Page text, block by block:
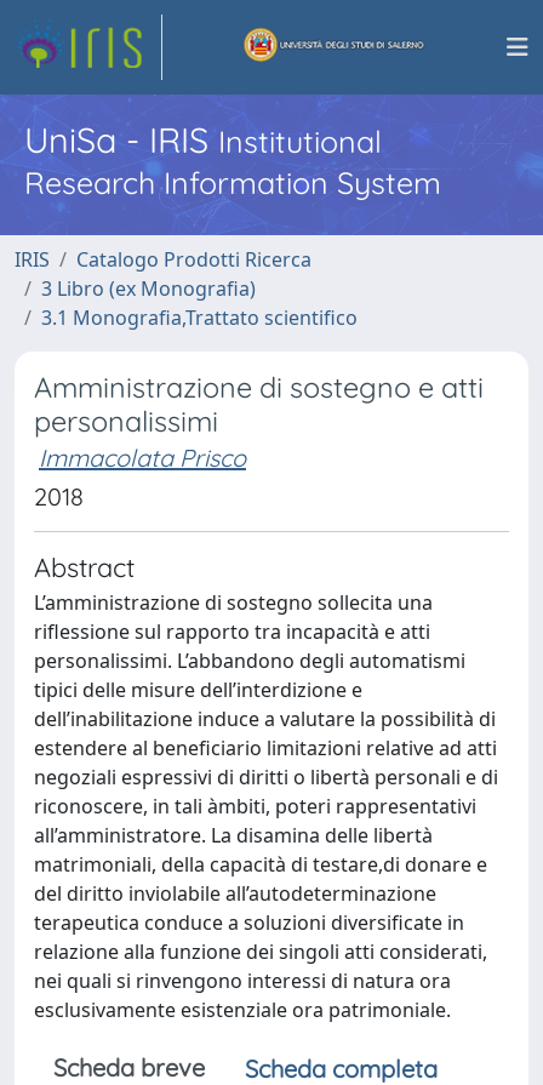
UniSa - IRISInstitutional
Research Information System
IRIS
Catalogo Prodotti Ricerca
3 Libro (ex Monografia)
3.1 Monografia,Trattato scientifico
Amministrazione di sostegno e atti
personalissimi
Immacolata Prisco
2018
Abstract
L’amministrazione di sostegno sollecita una
riflessione sul rapporto tra incapacità e atti
personalissimi. L’abbandono degli automatismi
tipici delle misure dell’interdizione e
dell’inabilitazione induce a valutare la possibilità di
estendere al beneficiario limitazioni relative ad atti
negoziali espressivi di diritti o libertà personali e di
riconoscere, in tali àmbiti, poteri rappresentativi
all’amministratore. La disamina delle libertà
matrimoniali, della capacità di testare,di donare e
del diritto inviolabile all’autodeterminazione
terapeutica conduce a soluzioni diversificate in
relazione alla funzione dei singoli atti considerati,
nei quali si rinvengono interessi di natura ora
esclusivamente esistenziale ora patrimoniale.
Scheda breve
Scheda completa